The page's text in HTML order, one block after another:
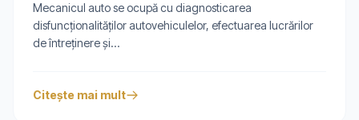
Mecanicul auto se ocupă cu diagnosticarea
disfuncţionalităţilor autovehiculelor, efectuarea lucrărilor
de întreţinere şi...
Citește mai mult